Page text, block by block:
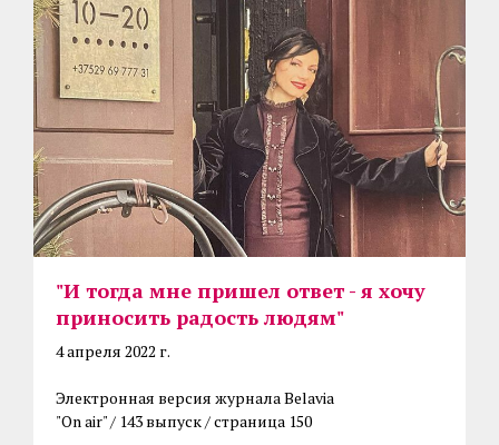
"И тогда мне пришел ответ - я хочу
приносить радость людям"
4 апреля 2022 г.
Электронная версия журнала Belavia
"On air" / 143 выпуск / страница 150